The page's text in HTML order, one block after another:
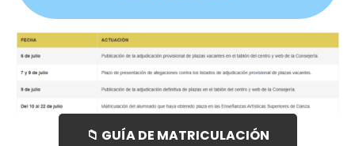
📁 GUÍA DE MATRICULACIÓN